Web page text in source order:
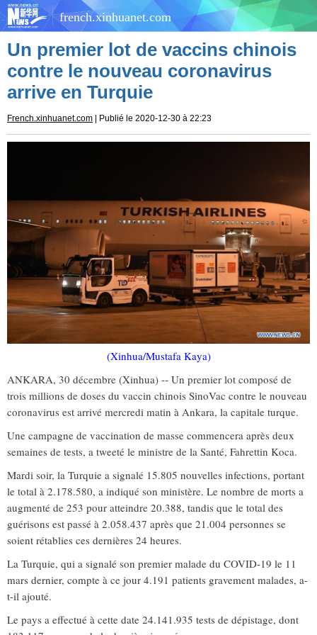
french.xinhuanet.com
Un premier lot de vaccins chinois
contre le nouveau coronavirus
arrive en Turquie
French.xinhuanet.com | Publié le 2020-12-30 à 22:23
(Xinhua/Mustafa Kaya)
ANKARA, 30 décembre (Xinhua) -- Un premier lot composé de
trois millions de doses du vaccin chinois SinoVac contre le nouveau
coronavirus est arrivé mercredi matin à Ankara, la capitale turque.
Une campagne de vaccination de masse commencera après deux
semaines de tests, a tweeté le ministre de la Santé, Fahrettin Koca.
Mardi soir, la Turquie a signalé 15.805 nouvelles infections, portant
le total à 2.178.580, a indiqué son ministère. Le nombre de morts a
augmenté de 253 pour atteindre 20.388, tandis que le total des
guérisons est passé à 2.058.437 après que 21.004 personnes se
soient rétablies ces dernières 24 heures.
La Turquie, qui a signalé son premier malade du COVID-19 le 11
mars dernier, compte à ce jour 4.191 patients gravement malades, a-
t-il ajouté.
Le pays a effectué à cette date 24.141.935 tests de dépistage, dont